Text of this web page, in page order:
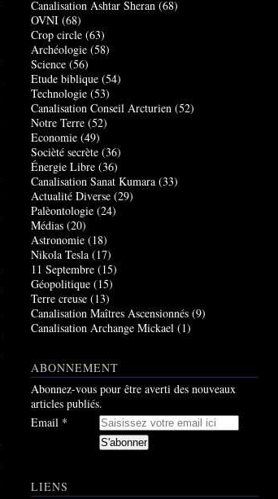
Canalisation Ashtar Sheran (68)
OVNI (68)
Crop circle (63)
Archéologie (58)
Science (56)
Etude biblique (54)
Technologie (53)
Canalisation Conseil Arcturien (52)
Notre Terre (52)
Economie (49)
Socièté secrète (36)
Énergie Libre (36)
Canalisation Sanat Kumara (33)
Actualité Diverse (29)
Palèontologie (24)
Médias (20)
Astronomie (18)
Nikola Tesla (17)
11 Septembre (15)
Géopolitique (15)
Terre creuse (13)
Canalisation Maîtres Ascensionnés (9)
Canalisation Archange Mickael (1)
ABONNEMENT
Abonnez-vous pour être averti des nouveaux
articles publiés.
Email
LIENS